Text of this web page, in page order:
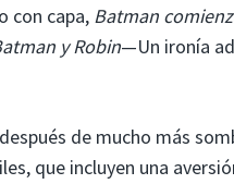
con capa, Batman
y Robin—Un ironía
de mucho más
que incluyen una